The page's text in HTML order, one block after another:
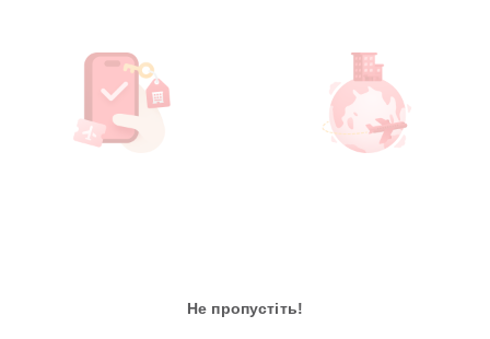
Не пропустіть!